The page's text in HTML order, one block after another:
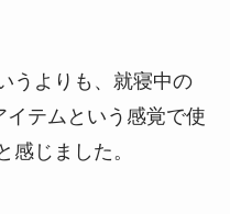
うよりも、就寝中の
イテムという感覚で使
感じました。